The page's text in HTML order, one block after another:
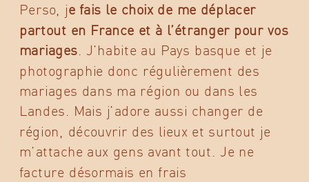
Perso, je fais le choix de me déplacer
partout en France et à l’étranger pour vos
mariages. J’habite au Pays basque et je
photographie donc régulièrement des
mariages dans ma région ou dans les
Landes. Mais j’adore aussi changer de
région, découvrir des lieux et surtout je
m’attache aux gens avant tout. Je ne
facture désormais en frais